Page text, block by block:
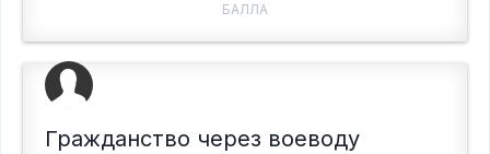
БАЛЛА
Гражданство через воеводу